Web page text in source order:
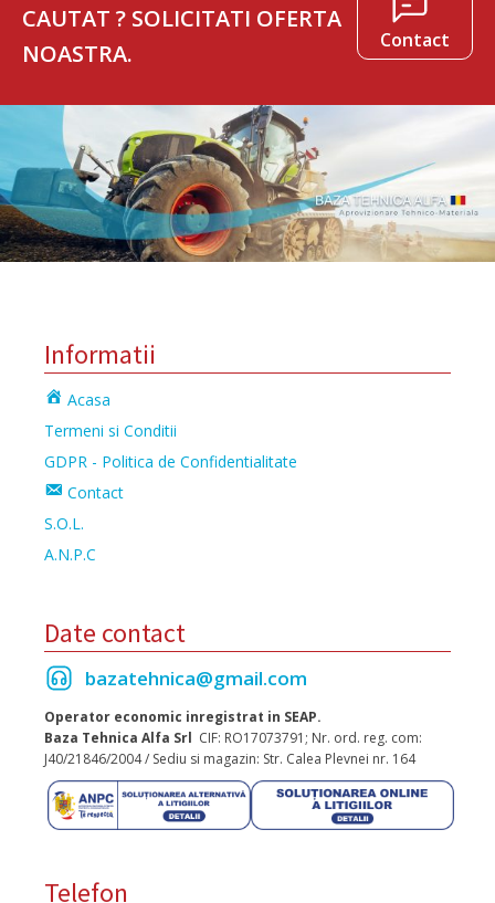
CAUTAT ? SOLICITATI OFERTA
NOASTRA.
Contact
Informatii
Acasa
Termeni si Conditii
GDPR - Politica de Confidentialitate
Contact
S.O.L.
A.N.P.C
Date contact
bazatehnica@gmail.com
Operator economic inregistrat in SEAP.
Baza Tehnica Alfa Srl CIF: RO17073791; Nr. ord. reg. com:
J40/21846/2004 / Sediu si magazin: Str. Calea Plevnei nr. 164
Telefon